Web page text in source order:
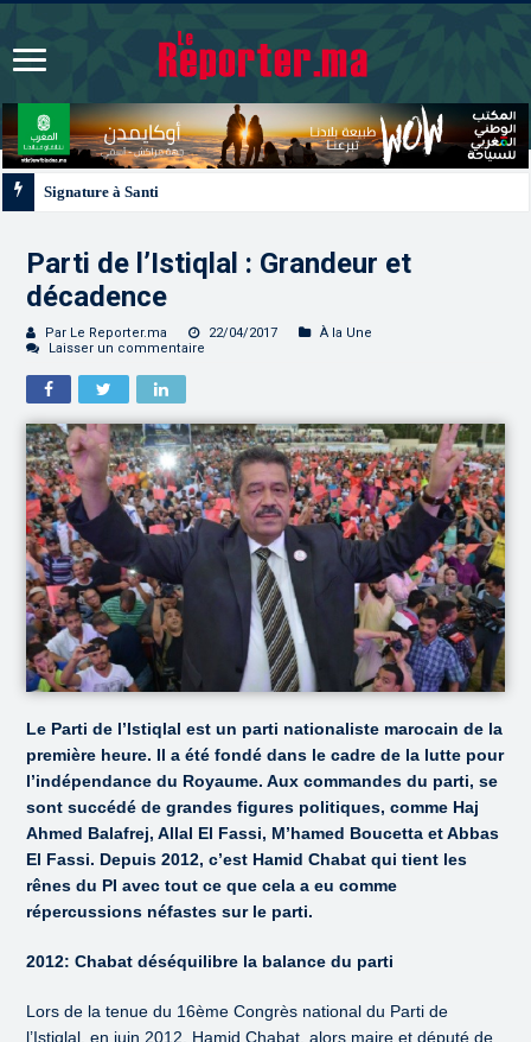
Parti de l’Istiqlal : Grandeur et
décadence
Par Le Reporter.ma 22/04/2017
À la Une
Laisser un commentaire
Le Parti de l’Istiqlal est un parti nationaliste marocain de la
première heure. Il a été fondé dans le cadre de la lutte pour
l’indépendance du Royaume. Aux commandes du parti, se
sont succédé de grandes figures politiques, comme Haj
Ahmed Balafrej, Allal El Fassi, M’hamed Boucetta et Abbas
El Fassi. Depuis 2012, c’est Hamid Chabat qui tient les
rênes du PI avec tout ce que cela a eu comme
répercussions néfastes sur le parti.
2012: Chabat déséquilibre la balance du parti
Lors de la tenue du 16ème Congrès national du Parti de
l’Istiqlal, en juin 2012, Hamid Chabat, alors maire et député de